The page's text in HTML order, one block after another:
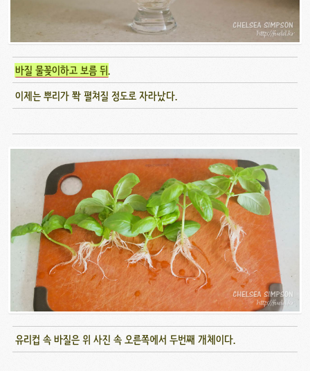
바질 물꽂이하고 보름 뒤.
이제는 뿌리가 쫙 펼쳐질 정도로 자라났다.
유리컵 속 바질은 위 사진 속 오른쪽에서 두번째 개체이다.